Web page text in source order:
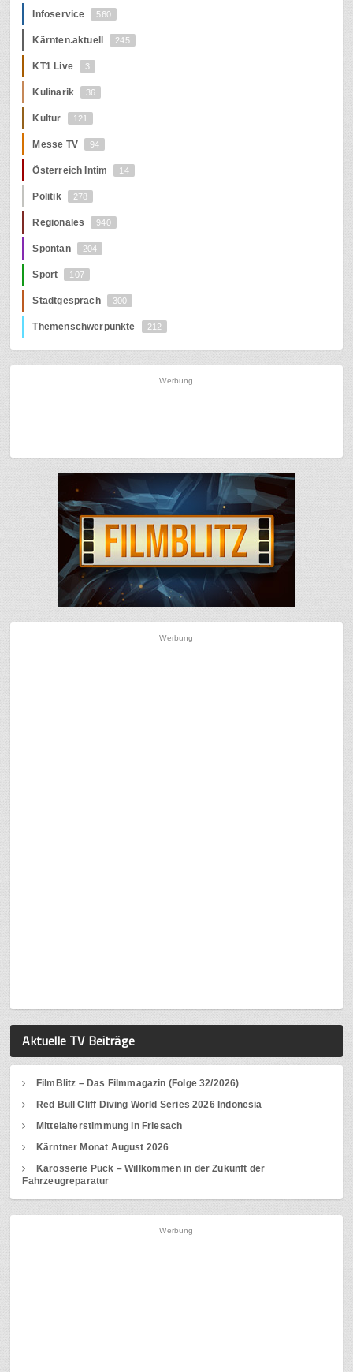
Infoservice 560
Kärnten.aktuell 245
KT1 Live 3
Kulinarik 36
Kultur 121
Messe TV 94
Österreich Intim 14
Politik 278
Regionales 940
Spontan 204
Sport 107
Stadtgespräch 300
Themenschwerpunkte 212
Werbung
Werbung
Aktuelle TV Beiträge
FilmBlitz – Das Filmmagazin (Folge 32/2026)
Red Bull Cliff Diving World Series 2026 Indonesia
Mittelalterstimmung in Friesach
Kärntner Monat August 2026
Karosserie Puck – Willkommen in der Zukunft der
Fahrzeugreparatur
Werbung